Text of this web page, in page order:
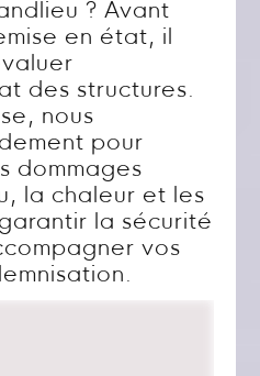
? Avant
en état, il
des structures.
nous
pour
dommages
la chaleur et les
la sécurité
vos